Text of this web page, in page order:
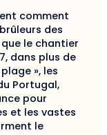
comment
des
le chantier
dans plus de
», les
Portugal,
pour
et les vastes
le